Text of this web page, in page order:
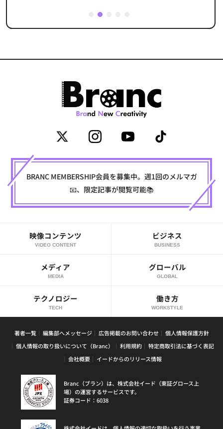
2
BRANC MEMBERSHIP会員を募集中。週1回のメルマガ
📧、限定記事が閲覧可能📚
映像コンテンツ
VIDEO CONTENT
ビジネス
BUSINESS
メディア
MEDIA
グローバル
GLOBAL
テクノロジー
TECH
働き方
WORKSTYLE
著者一覧 編集部へメッセージ 広告掲載のお問い合わせ
個人情報保護方針
個人情報の取り扱いについて（Branc）
利用規約
特定商取引法に基づく表記
会社概要
イードからのリリース情報
Branc（ブラン）は、株式会社イード（東証グロース上
場）の運営するサービスです。
証券コード：6038